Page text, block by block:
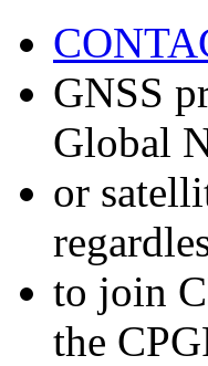
GNSS
Global
or
to join
the